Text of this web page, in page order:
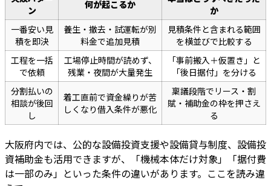
ン
何が起こるか
か
一番安い見
積を即決
養生・撤去・試運転が別
料金で追加見積
見積条件と含まれる範囲
を横並びで比較する
工程を一括
で依頼
工場停止時間が読めず、
残業・夜間が大量発生
「事前搬入＋仮置き」と
「後日据付」を分ける
分割払いの
相談が後回
し
着工直前で資金繰りが苦
しくなり借入条件が悪化
稟議段階でリース・割
賦・補助金の枠を押さえ
る
大阪府内では、公的な設備投資支援や設備貸与制度、設備投
資補助金も活用できますが、「機械本体だけ対象」「据付費
は一部のみ」といった条件の違いがあります。ここを読み違